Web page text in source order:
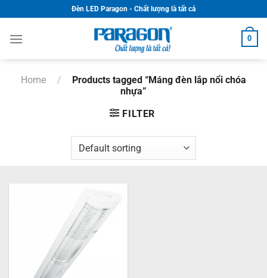
to
content
Đèn LED Paragon - Chất lượng là tất cả
0
Home /
Products tagged “Máng đèn lắp nổi chóa
nhựa”
FILTER